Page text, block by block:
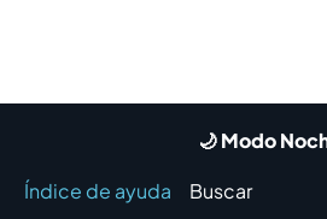
🌙 Modo
Índice de ayuda
Buscar